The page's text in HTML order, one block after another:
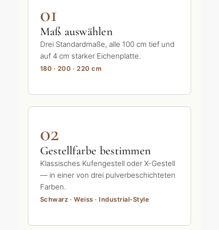
01
Maß auswählen
Drei Standardmaße, alle 100 cm tief und
auf 4 cm starker Eichenplatte.
180 · 200 · 220 cm
02
Gestellfarbe bestimmen
Klassisches Kufengestell oder X-Gestell
— in einer von drei pulverbeschichteten
Farben.
Schwarz · Weiss · Industrial-Style